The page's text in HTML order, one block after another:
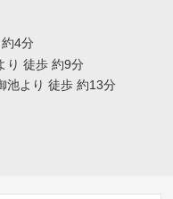
4分
り 徒歩 約9分
池より 徒歩 約13分